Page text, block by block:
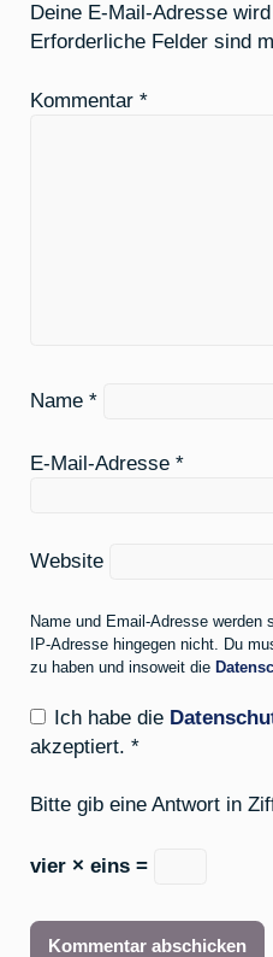
Deine E-Mail-Adresse
Erforderliche Felder sind
Kommentar *
Name *
E-Mail-Adresse *
Website
Name und Email-Adresse
IP-Adresse hingegen nicht. Du
zu haben und insoweit die
Ich habe die
akzeptiert. *
Bitte gib eine Antwort in
vier × eins =